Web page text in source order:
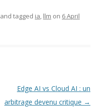
and tagged ia, llm on 6 April
Edge AI vs Cloud AI : un
arbitrage devenu critique →